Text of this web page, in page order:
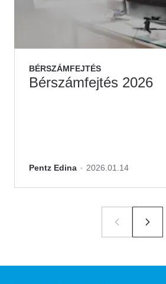
BÉRSZÁMFEJTÉS
Bérszámfejtés 2026
Pentz Edina 2026.01.14